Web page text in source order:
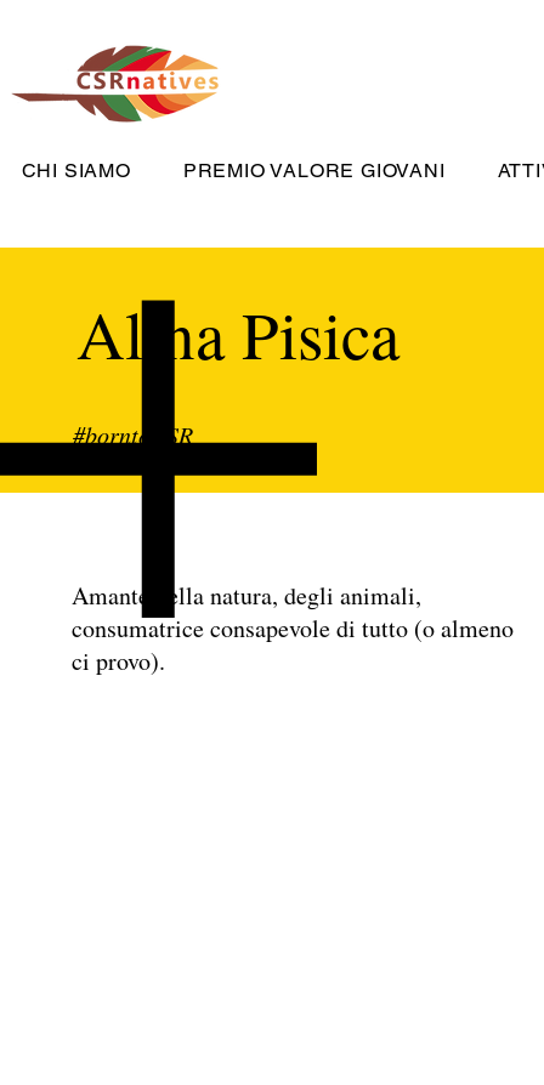
CHI SIAMO PREMIO VALORE GIOVANI
Alina Pisica
#borntoCSR
Amante della natura, degli animali,
consumatrice consapevole di tutto (o almeno
ci provo).